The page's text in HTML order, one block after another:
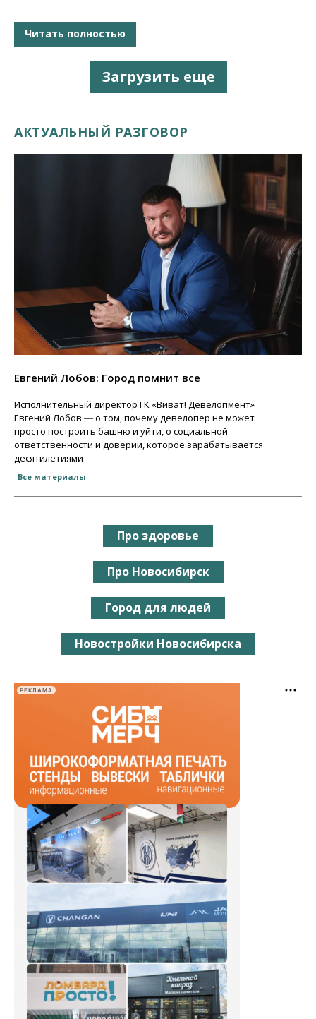
Читать полностью
Загрузить еще
АКТУАЛЬНЫЙ РАЗГОВОР
Евгений Лобов: Город помнит все
Исполнительный директор ГК «Виват! Девелопмент»
Евгений Лобов ― о том, почему девелопер не может
просто построить башню и уйти, о социальной
ответственности и доверии, которое зарабатывается
десятилетиями
Все материалы
Про здоровье
Про Новосибирск
Город для людей
Новостройки Новосибирска
РЕКЛАМА